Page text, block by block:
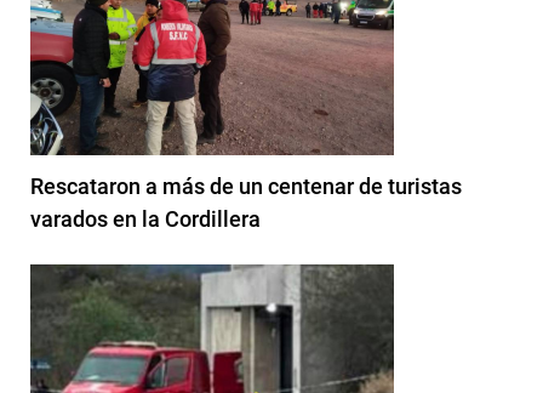
Rescataron a más de un centenar de turistas
varados en la Cordillera